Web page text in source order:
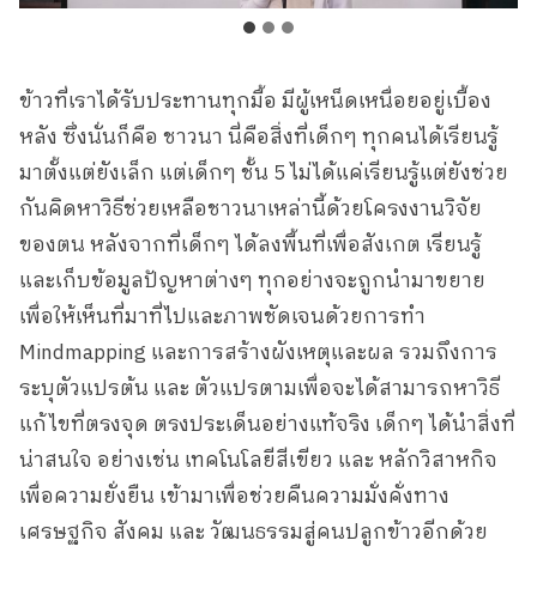
ข้าวที่เราได้รับประทานทุกมื้อ มีผู้เหน็ดเหนื่อยอยู่เบื้อง
หลัง ซึ่งนั่นก็คือ ชาวนา นี่คือสิ่งที่เด็กๆ ทุกคนได้เรียนรู้
มาตั้งแต่ยังเล็ก แต่เด็กๆ ชั้น 5 ไม่ได้แค่เรียนรู้แต่ยังช่วย
กันคิดหาวิธีช่วยเหลือชาวนาเหล่านี้ด้วยโครงงานวิจัย
ของตน หลังจากที่เด็กๆ ได้ลงพื้นที่เพื่อสังเกต เรียนรู้
และเก็บข้อมูลปัญหาต่างๆ ทุกอย่างจะถูกนำมาขยาย
เพื่อให้เห็นที่มาที่ไปและภาพชัดเจนด้วยการทำ
Mindmapping และการสร้างผังเหตุและผล รวมถึงการ
ระบุตัวแปรต้น และ ตัวแปรตามเพื่อจะได้สามารถหาวิธี
แก้ไขที่ตรงจุด ตรงประเด็นอย่างแท้จริง เด็กๆ ได้นำสิ่งที่
น่าสนใจ อย่างเช่น เทคโนโลยีสีเขียว และ หลักวิสาหกิจ
เพื่อความยั่งยืน เข้ามาเพื่อช่วยคืนความมั่งคั่งทาง
เศรษฐกิจ สังคม และ วัฒนธรรมสู่คนปลูกข้าวอีกด้วย